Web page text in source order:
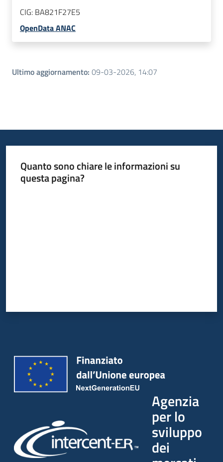
CIG: BA821F27E5
OpenData ANAC
Ultimo aggiornamento: 09-03-2026, 14:07
Quanto sono chiare le informazioni su
questa pagina?
Agenzia
per lo
sviluppo
dei